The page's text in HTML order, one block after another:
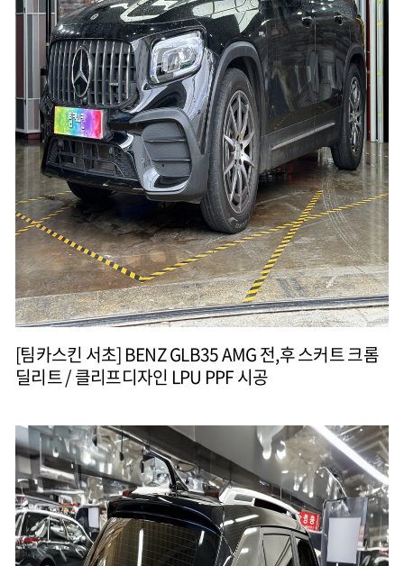
[팀카스킨 서초] BENZ GLB35 AMG 전,후 스커트 크롬
딜리트 / 클리프디자인 LPU PPF 시공